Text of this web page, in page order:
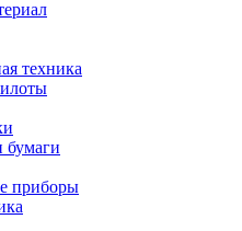
техника
бумаги
приборы